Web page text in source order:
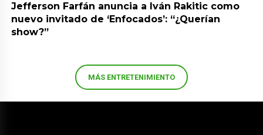
Jefferson Farfán anuncia a Iván Rakitic como
nuevo invitado de ‘Enfocados’: “¿Querían
show?”
MÁS ENTRETENIMIENTO